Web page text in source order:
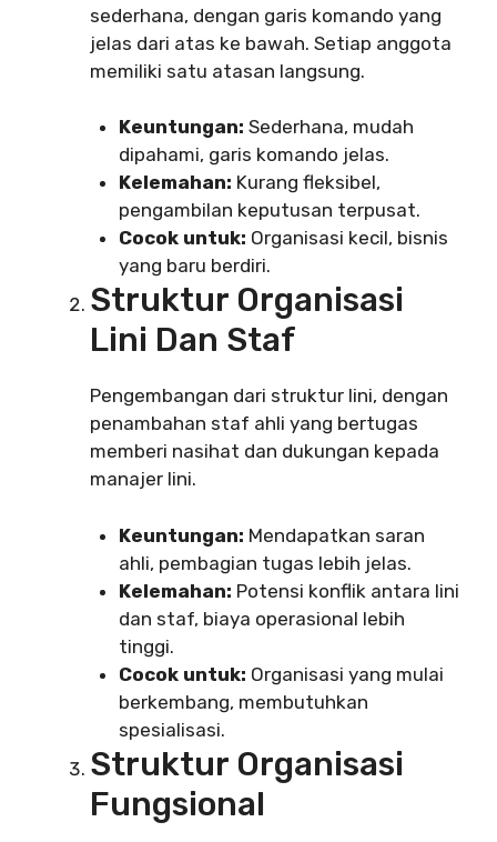
sederhana, dengan garis komando yang
jelas dari atas ke bawah. Setiap anggota
memiliki satu atasan langsung.
Keuntungan: Sederhana, mudah
dipahami, garis komando jelas.
Kelemahan: Kurang fleksibel,
pengambilan keputusan terpusat.
Cocok untuk: Organisasi kecil, bisnis
yang baru berdiri.
Struktur Organisasi
Lini Dan Staf
Pengembangan dari struktur lini, dengan
penambahan staf ahli yang bertugas
memberi nasihat dan dukungan kepada
manajer lini.
Keuntungan: Mendapatkan saran
ahli, pembagian tugas lebih jelas.
Kelemahan: Potensi konflik antara lini
dan staf, biaya operasional lebih
tinggi.
Cocok untuk: Organisasi yang mulai
berkembang, membutuhkan
spesialisasi.
Struktur Organisasi
Fungsional